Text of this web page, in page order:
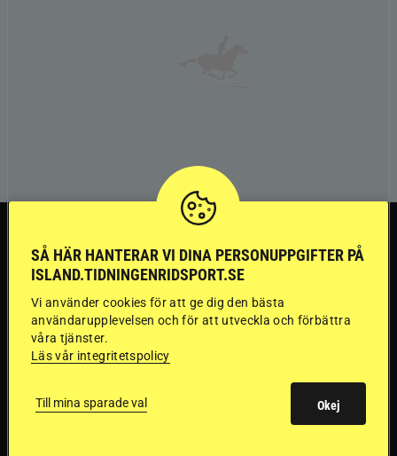
”Gummi” berättar:
Första stegen mot
en internationell
passhäst
SÅ HÄR HANTERAR VI DINA PERSONUPPGIFTER PÅ
ISLAND.TIDNINGENRIDSPORT.SE
Vi använder cookies för att ge dig den bästa
användarupplevelsen och för att utveckla och förbättra
våra tjänster.
Läs vår integritetspolicy
Till mina sparade val Okej